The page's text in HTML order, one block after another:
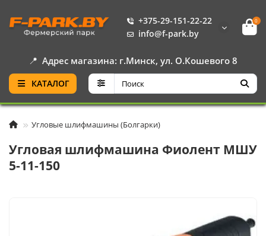
+375-29-151-22-22
info@f-park.by
0
📍 Адрес магазина: г.Минск, ул. О.Кошевого 8
КАТАЛОГ
Угловые шлифмашины (Болгарки)
Угловая шлифмашина Фиолент МШУ
5-11-150